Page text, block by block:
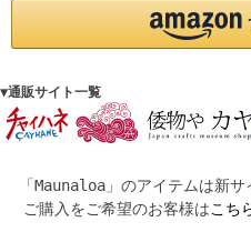
▼通販サイト一覧
「Maunaloa」のアイテムは新
ご購入をご希望のお客様はこち